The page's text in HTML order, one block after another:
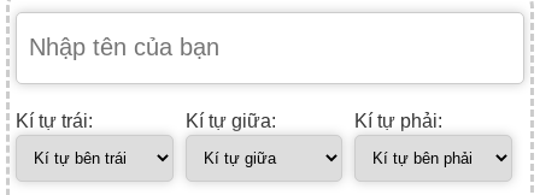
Kí tự trái: Kí tự giữa: Kí tự phải: